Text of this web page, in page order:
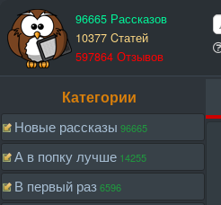
96665 Рассказов
10377 Cтатей
597864 Отзывов
Категории
Новые рассказы 96665
А в попку лучше 14255
В первый раз6596